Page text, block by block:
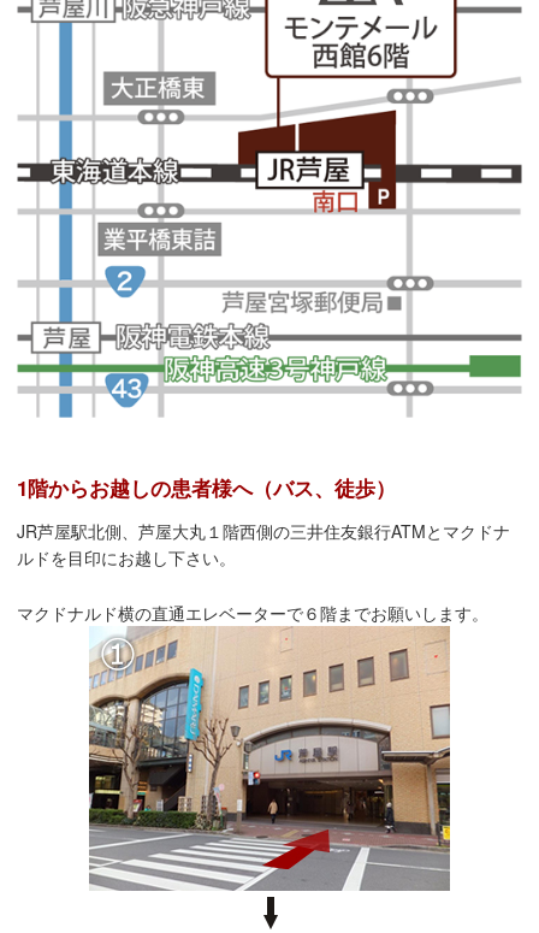
1階からお越しの患者様へ（バス、徒歩）
JR芦屋駅北側、芦屋大丸１階西側の三井住友銀行ATMとマクドナ
ルドを目印にお越し下さい。
マクドナルド横の直通エレベーターで６階までお願いします。